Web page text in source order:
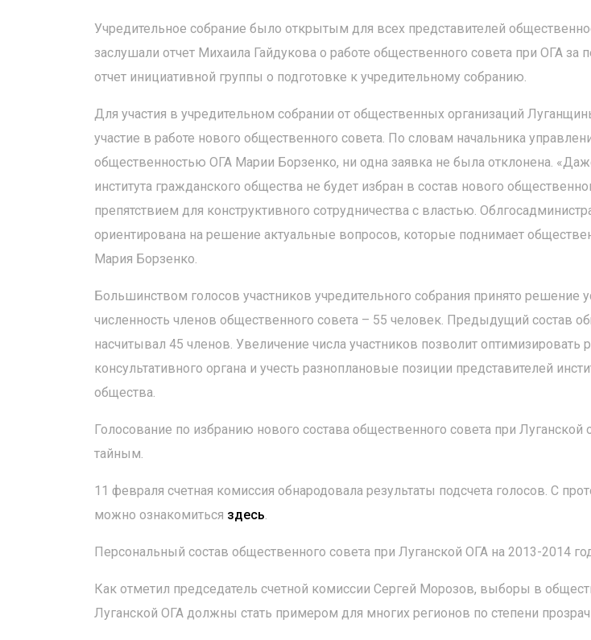
Учредительное собрание было открытым для всех представителей
заслушали отчет Михаила Гайдукова о работе общественного совета при ОГА за
отчет инициативной группы о подготовке к учредительному собранию.
Для участия в учредительном собрании от общественных организаций
участие в работе нового общественного совета. По словам начальника
общественностью ОГА Марии Борзенко, ни одна заявка не была отклонена.
института гражданского общества не будет избран в состав нового
препятствием для конструктивного сотрудничества с властью.
ориентирована на решение актуальные вопросов, которые поднимает
Мария Борзенко.
Большинством голосов участников учредительного собрания принято решение
численность членов общественного совета – 55 человек. Предыдущий состав
насчитывал 45 членов. Увеличение числа участников позволит оптимизировать
консультативного органа и учесть разноплановые позиции представителей
общества.
Голосование по избранию нового состава общественного совета при
тайным.
11 февраля счетная комиссия обнародовала результаты подсчета голосов. С
можно ознакомиться здесь.
Персональный состав общественного совета при Луганской ОГА на 2013-2014
Как отметил председатель счетной комиссии Сергей Морозов, выборы в
Луганской ОГА должны стать примером для многих регионов по степени